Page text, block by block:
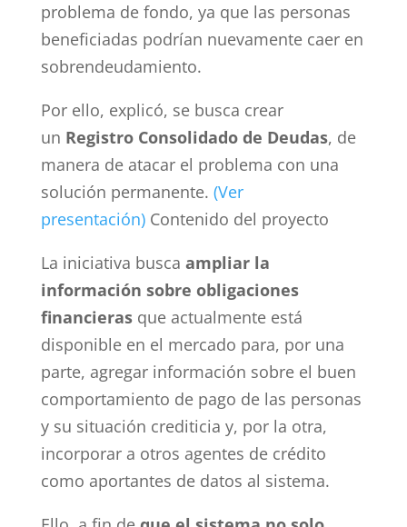
problema de fondo, ya que las personas
beneficiadas podrían nuevamente caer en
sobrendeudamiento.
Por ello, explicó, se busca crear
un Registro Consolidado de Deudas, de
manera de atacar el problema con una
solución permanente. (Ver
presentación) Contenido del proyecto
La iniciativa busca ampliar la
información sobre obligaciones
financierasque actualmente está
disponible en el mercado para, por una
parte, agregar información sobre el buen
comportamiento de pago de las personas
y su situación crediticia y, por la otra,
incorporar a otros agentes de crédito
como aportantes de datos al sistema.